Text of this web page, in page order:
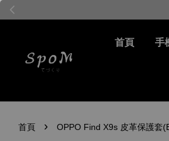
首頁 手
首頁 › OPPO Find X9s 皮革保護套